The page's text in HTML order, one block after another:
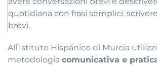
quotidiana con frasi semplici,
brevi.
All’Istituto Hispánico di Murcia
metodologia comunicativa e